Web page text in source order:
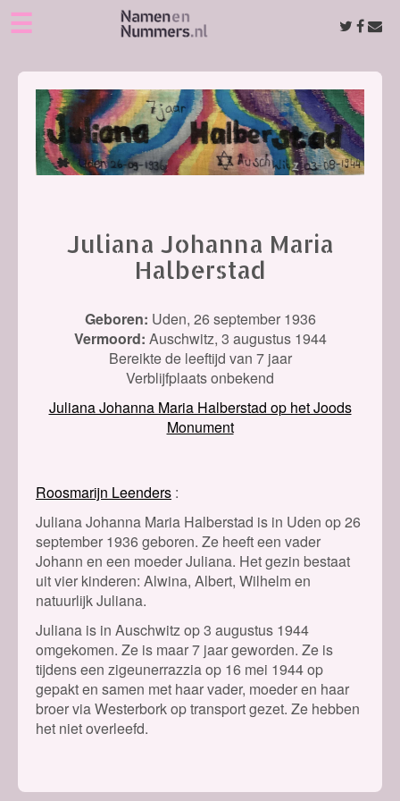
☰
Juliana Johanna Maria
Halberstad
Geboren: Uden, 26 september 1936
Vermoord: Auschwitz, 3 augustus 1944
Bereikte de leeftijd van 7 jaar
Verblijfplaats onbekend
Juliana Johanna Maria Halberstad op het Joods
Monument
Roosmarijn Leenders
Juliana Johanna Maria Halberstad is in Uden op 26
september 1936 geboren. Ze heeft een vader
Johann en een moeder Juliana. Het gezin bestaat
uit vier kinderen: Alwina, Albert, Wilhelm en
natuurlijk Juliana.
Juliana is in Auschwitz op 3 augustus 1944
omgekomen. Ze is maar 7 jaar geworden. Ze is
tijdens een zigeunerrazzia op 16 mei 1944 op
gepakt en samen met haar vader, moeder en haar
broer via Westerbork op transport gezet. Ze hebben
het niet overleefd.